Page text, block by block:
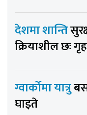
देशमा शान्ति
क्रियाशील छः
ग्वार्कोमा यात्रु
घाइते